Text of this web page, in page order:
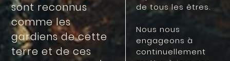
sont reconnus
comme les
gardiens de cette
terre et de ces
de tous les êtres.
Nous nous
engageons à
continuellement